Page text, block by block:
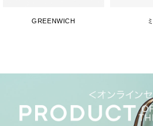
GREENWICH